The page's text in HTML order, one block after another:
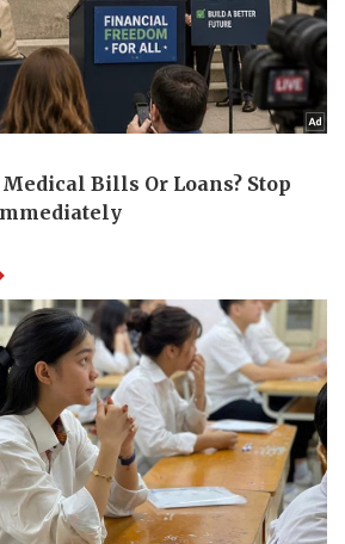
Ô tô - Xe máy
Xe máy
Tư vấn